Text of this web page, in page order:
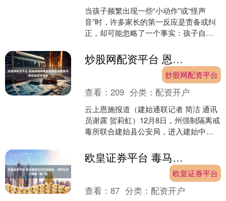
当孩子频繁出现一些“小动作”或“怪声
音”时，许多家长的第一反应是责备或纠
正，却可能忽略了一个事实：孩子自己
动障碍的表现。它不....
炒股网配资平台 恩施州禁毒宣讲活动走进建始中等职业技术学校
炒股网配资平台
查看：209 分类：配资开户
云上恩施报道（建始通联记者 简洁 通讯
员谢露 贺莉虹）12月8日，州强制隔离戒
毒所联合建始县公安局，进入建始中等
绿色无毒”为....
欧皇证券平台 毒马蜂蜇伤村民成隐患，消防队员火攻除“蜂”险
欧皇证券平台
查看：87 分类：配资开户